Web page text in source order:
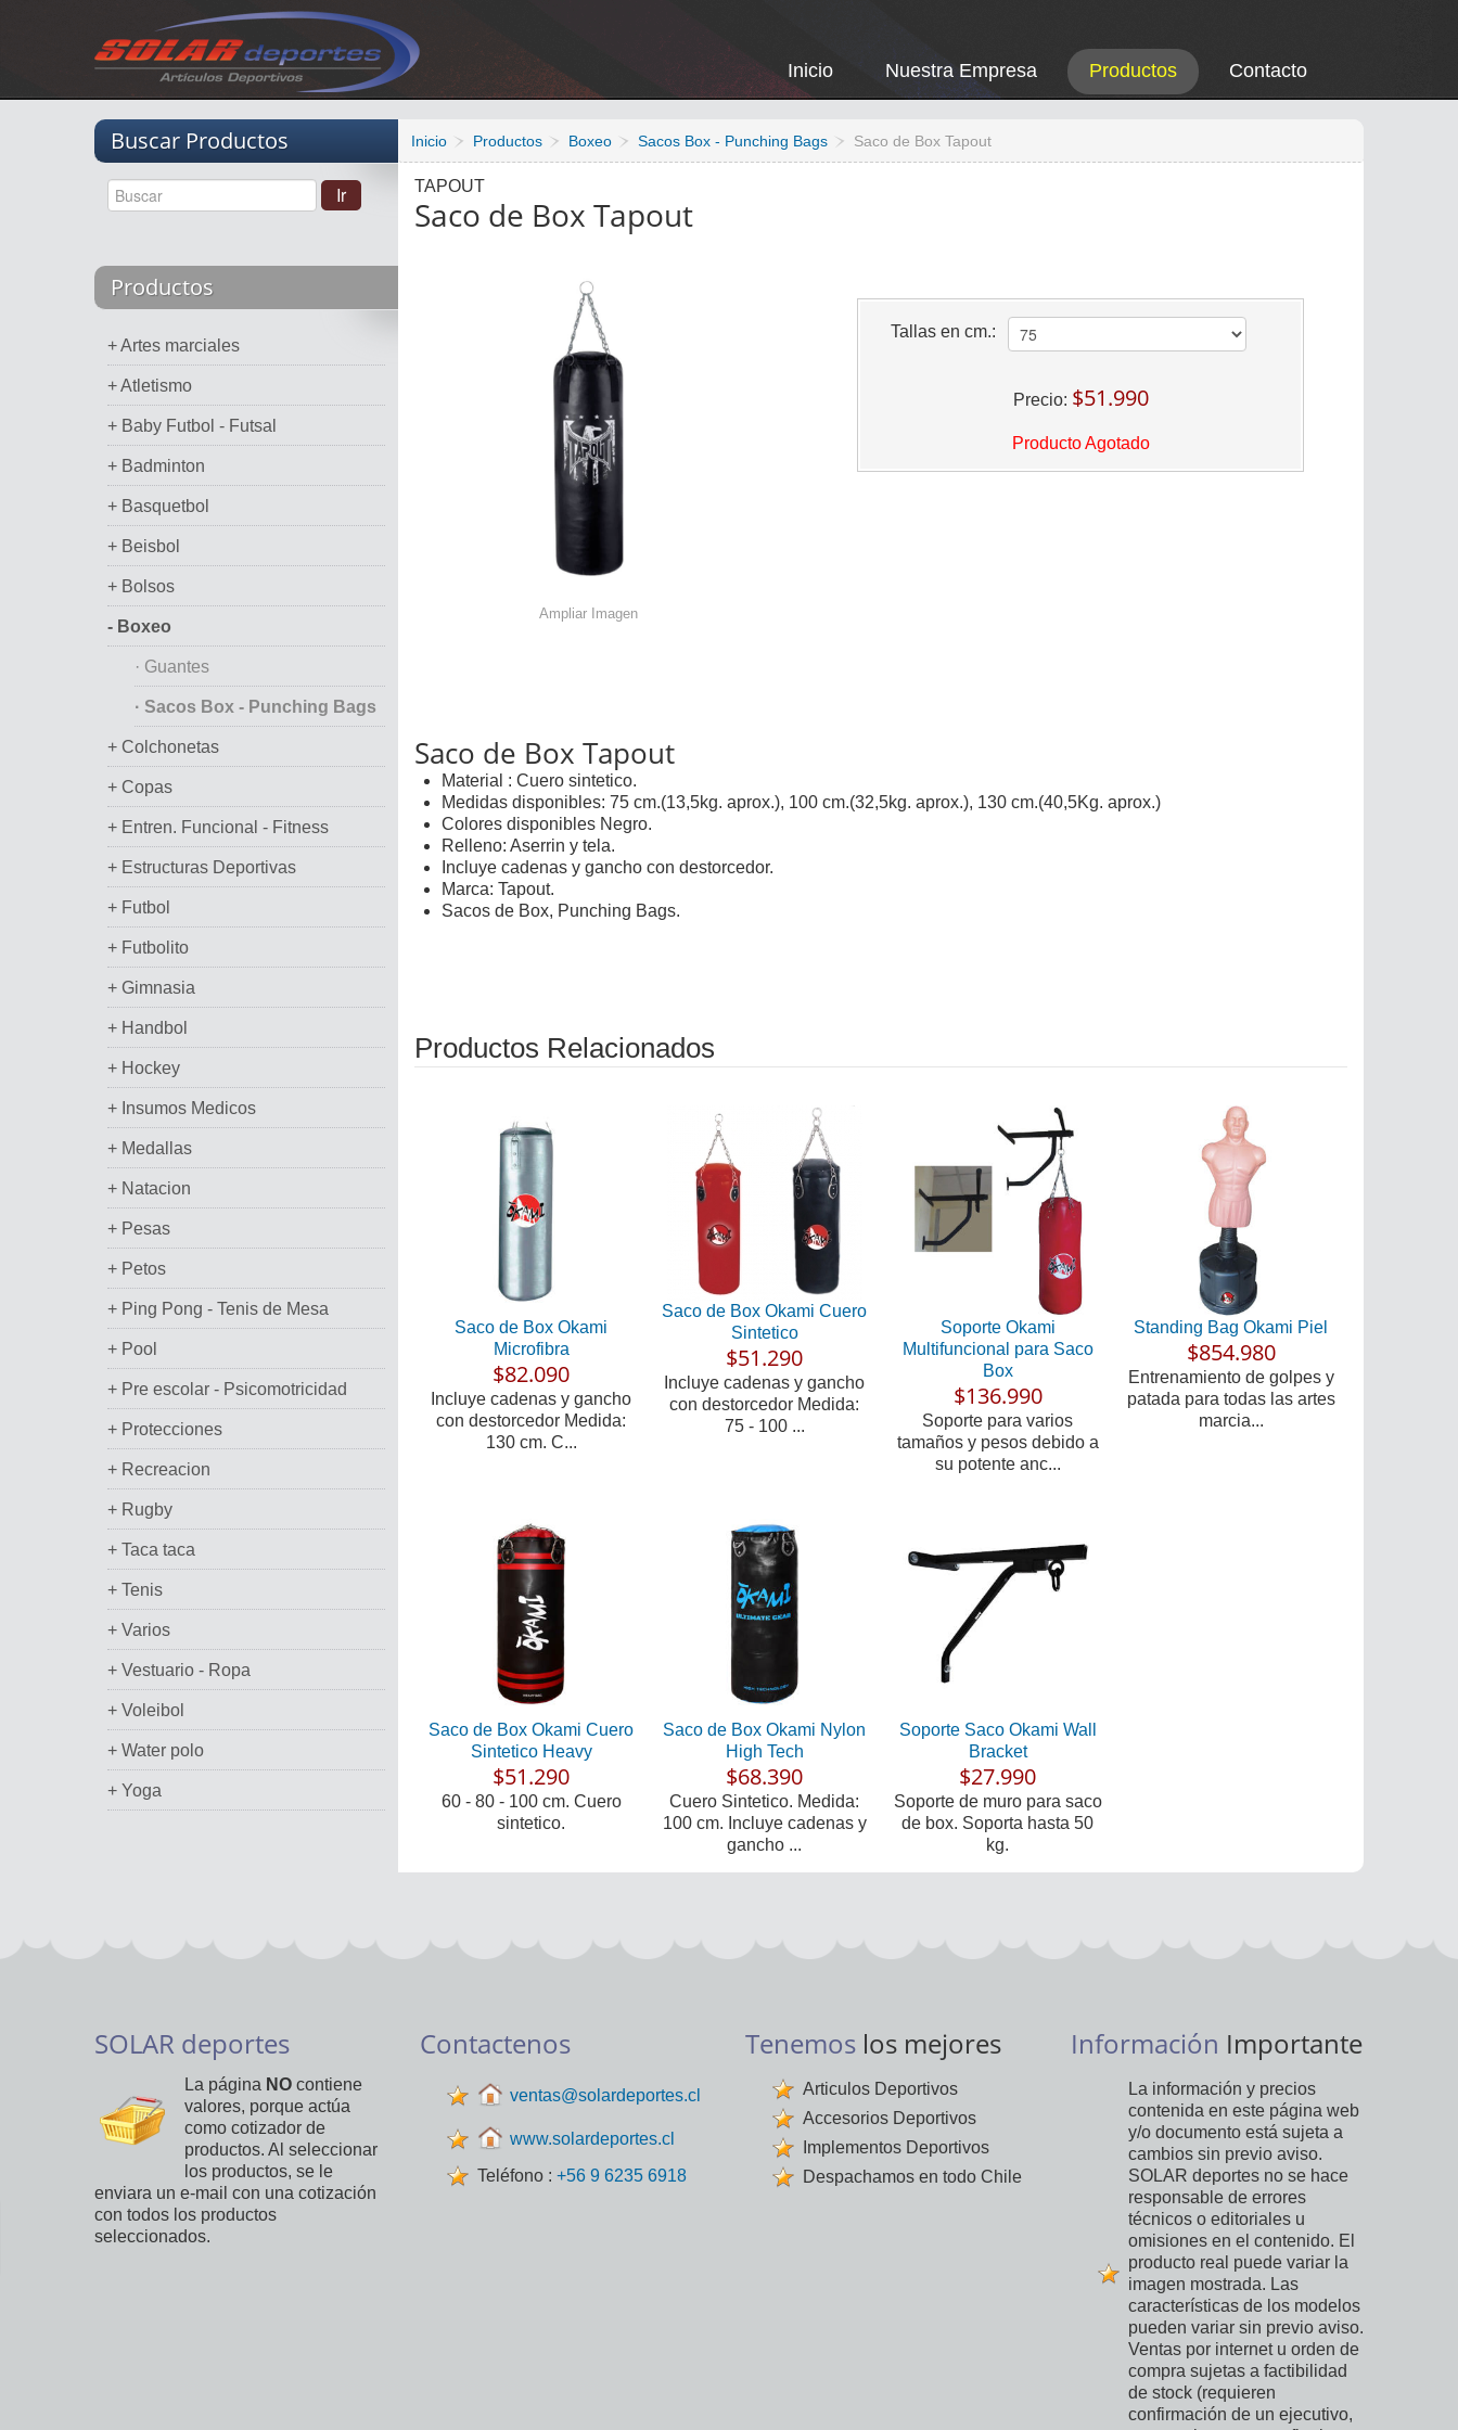
Inicio Nuestra Empresa Productos Contacto
Buscar Productos
Productos
+ Artes marciales
+ Atletismo
+ Baby Futbol - Futsal
+ Badminton
+ Basquetbol
+ Beisbol
+ Bolsos
- Boxeo
· Guantes
· Sacos Box - Punching Bags
+ Colchonetas
+ Copas
+ Entren. Funcional - Fitness
+ Estructuras Deportivas
+ Futbol
+ Futbolito
+ Gimnasia
+ Handbol
+ Hockey
+ Insumos Medicos
+ Medallas
+ Natacion
+ Pesas
+ Petos
+ Ping Pong - Tenis de Mesa
+ Pool
+ Pre escolar - Psicomotricidad
+ Protecciones
+ Recreacion
+ Rugby
+ Taca taca
+ Tenis
+ Varios
+ Vestuario - Ropa
+ Voleibol
+ Water polo
+ Yoga
Inicio Productos Boxeo Sacos Box - Punching Bags Saco de Box Tapout
TAPOUT
Saco de Box Tapout
Tallas en cm.:
Precio: $51.990
Producto Agotado
Ampliar Imagen
Saco de Box Tapout
Material : Cuero sintetico.
Medidas disponibles: 75 cm.(13,5kg. aprox.), 100 cm.(32,5kg. aprox.), 130 cm.(40,5Kg. aprox.)
Colores disponibles Negro.
Relleno: Aserrin y tela.
Incluye cadenas y gancho con destorcedor.
Marca: Tapout.
Sacos de Box, Punching Bags.
Productos Relacionados
Saco de Box Okami
Microfibra
$82.090
Incluye cadenas y gancho
con destorcedor Medida:
130 cm. C...
Saco de Box Okami Cuero
Sintetico
$51.290
Incluye cadenas y gancho
con destorcedor Medida:
75 - 100 ...
Soporte Okami
Multifuncional para Saco
Box
$136.990
Soporte para varios
tamaños y pesos debido a
su potente anc...
Standing Bag Okami Piel
$854.980
Entrenamiento de golpes y
patada para todas las artes
marcia...
Saco de Box Okami Cuero
Sintetico Heavy
$51.290
60 - 80 - 100 cm. Cuero
sintetico.
Saco de Box Okami Nylon
High Tech
$68.390
Cuero Sintetico. Medida:
100 cm. Incluye cadenas y
gancho ...
Soporte Saco Okami Wall
Bracket
$27.990
Soporte de muro para saco
de box. Soporta hasta 50
kg.
SOLAR deportes
La página NO contiene
valores, porque actúa
como cotizador de
productos. Al seleccionar
los productos, se le
enviara un e-mail con una cotización
con todos los productos
seleccionados.
Contactenos
ventas@solardeportes.cl
www.solardeportes.cl
Teléfono : +56 9 6235 6918
Tenemos los mejores
Articulos Deportivos
Accesorios Deportivos
Implementos Deportivos
Despachamos en todo Chile
Información Importante
La información y precios
contenida en este página web
y/o documento está sujeta a
cambios sin previo aviso.
SOLAR deportes no se hace
responsable de errores
técnicos o editoriales u
omisiones en el contenido. El
producto real puede variar la
imagen mostrada. Las
características de los modelos
pueden variar sin previo aviso.
Ventas por internet u orden de
compra sujetas a factibilidad
de stock (requieren
confirmación de un ejecutivo,